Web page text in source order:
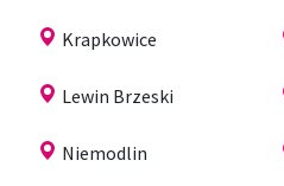
Krapkowice
Lewin Brzeski
Niemodlin